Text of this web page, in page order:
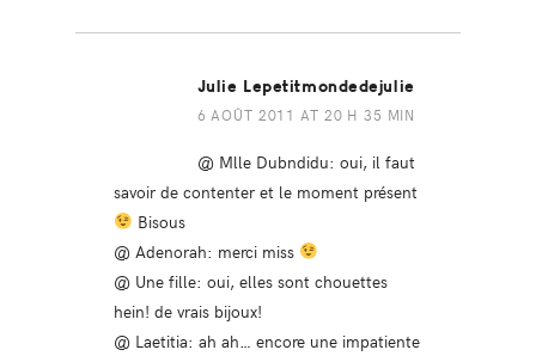
Julie Lepetitmondedejulie
6 AOÛT 2011 AT 20 H 35 MIN
@ Mlle Dubndidu: oui, il faut
savoir de contenter et le moment présent
Bisous
@ Adenorah: merci miss
@ Une fille: oui, elles sont chouettes
hein! de vrais bijoux!
@ Laetitia: ah ah… encore une impatiente